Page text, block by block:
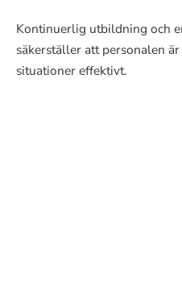
Kontinuerlig utbildning och
säkerställer att personalen
situationer effektivt.